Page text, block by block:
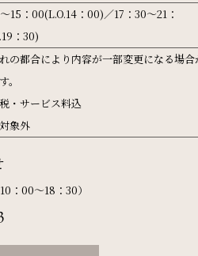
15：00(L.O.14：00)／17：30～21：
：30)
の都合により内容が一部変更になる場合
。
・サービス料込
象外
：00～18：30）